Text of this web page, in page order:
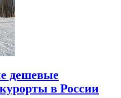
дешевые
в России